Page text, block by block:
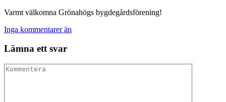
Varmt välkomna Grönahögs bygdegårdsförening!
Inga kommentarer än
Lämna ett svar